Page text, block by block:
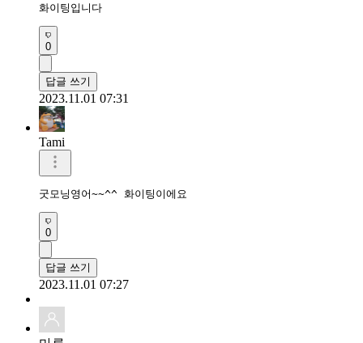
화이팅입니다
0
답글 쓰기
2023.11.01 07:31
Tami
굿모닝영어~~^^ 화이팅이에요
0
답글 쓰기
2023.11.01 07:27